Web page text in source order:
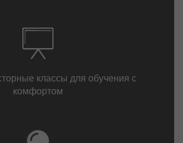
классы для обучения с
комфортом